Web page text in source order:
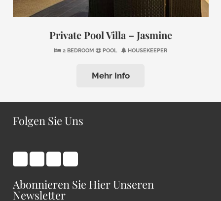
Private Pool Villa – Jasmine
2 BEDROOM POOL HOUSEKEEPER
Mehr Info
Folgen Sie Uns
Abonnieren Sie Hier Unseren
Newsletter